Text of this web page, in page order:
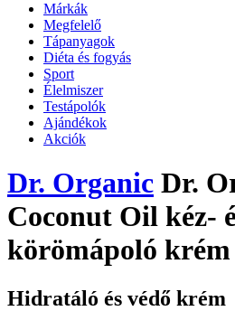
Márkák
Megfelelő
Tápanyagok
Diéta és fogyás
Sport
Élelmiszer
Testápolók
Ajándékok
Akciók
Dr. Organic Dr.
Coconut Oil kéz-
körömápoló krém
Hidratáló és védő krém